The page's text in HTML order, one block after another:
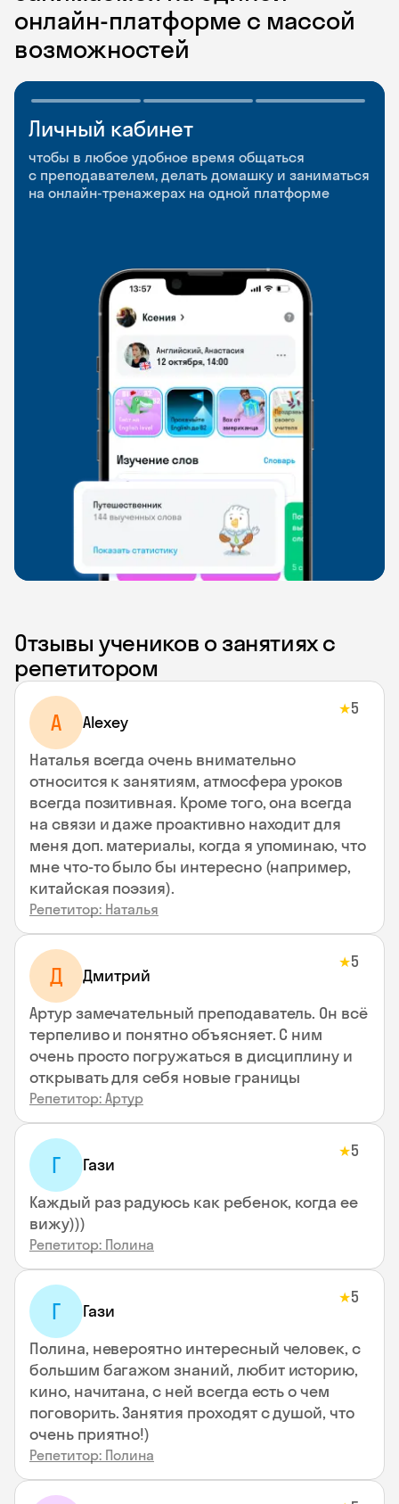
онлайн-платформе с массой
возможностей
Личный кабинет
чтобы в любое удобное время общаться
с преподавателем, делать домашку и заниматься
на онлайн-тренажерах на одной платформе
Мобильное
приложение
чтобы заниматься и изучать новые слова где
и когда удобно
Разговорные клубы
и Talks
Групповые занятия для разговорной практики
и индивидуальные встречи с преподавателями
Отзывы учеников о занятиях с
репетитором
A Alexey
★5
Наталья всегда очень внимательно
относится к занятиям, атмосфера уроков
всегда позитивная. Кроме того, она всегда
на связи и даже проактивно находит для
меня доп. материалы, когда я упоминаю, что
мне что-то было бы интересно (например,
китайская поэзия).
Репетитор: Наталья
Д Дмитрий
★5
Артур замечательный преподаватель. Он всё
терпеливо и понятно объясняет. С ним
очень просто погружаться в дисциплину и
открывать для себя новые границы
Репетитор: Артур
Г Гази
★5
Каждый раз радуюсь как ребенок, когда ее
вижу)))
Репетитор: Полина
Г Гази
★5
Полина, невероятно интересный человек, с
большим багажом знаний, любит историю,
кино, начитана, с ней всегда есть о чем
поговорить. Занятия проходят с душой, что
очень приятно!)
Репетитор: Полина